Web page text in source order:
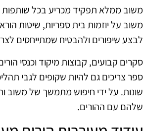
משוב ממלא תפקיד מכריע בכל שותפות
משוב על יוזמות בית ספריות, שיטות
לבצע שיפורים ולהבטיח שמתייחסים
סקרים קבועים, קבוצות מיקוד וכנסי
ספר צריכים גם להיות שקופים לגבי
שונות. על ידי חיפוש מתמשך של משוב
שלהם עם ההורים.